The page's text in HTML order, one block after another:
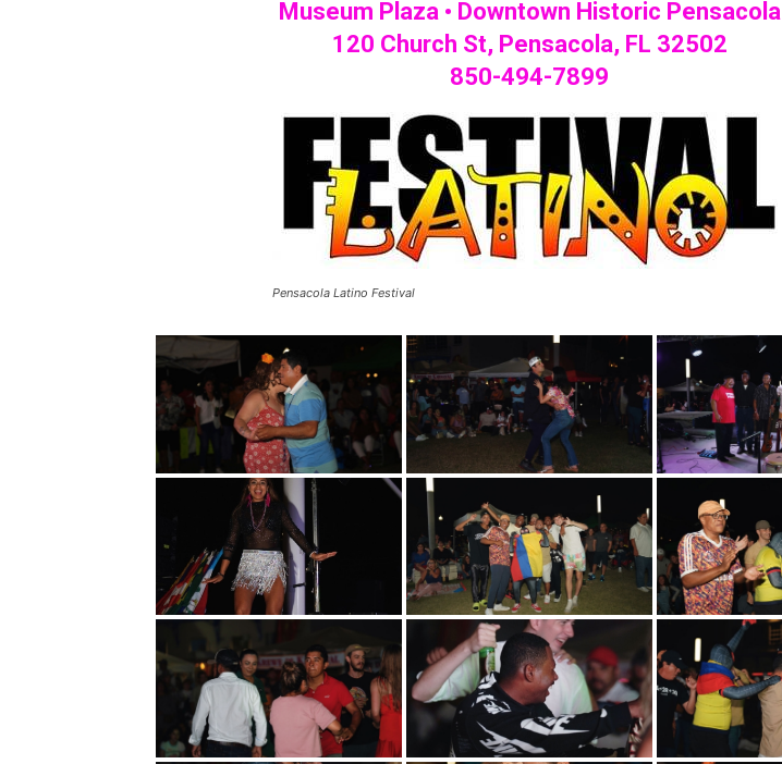
Museum Plaza • Downtown Historic Pensacola
120 Church St, Pensacola, FL 32502
850-494-7899
Pensacola Latino Festival